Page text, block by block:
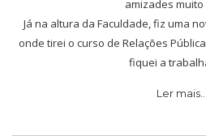
amizades
Já na altura da Faculdade, fiz uma
onde tirei o curso de Relações
fiquei a
Ler mais…